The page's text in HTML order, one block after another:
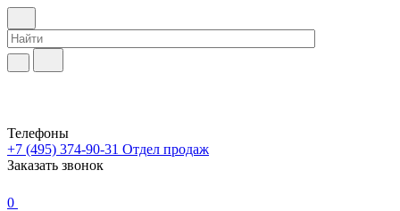
Телефоны
+7 (495) 374-90-31 Отдел продаж
Заказать звонок
0